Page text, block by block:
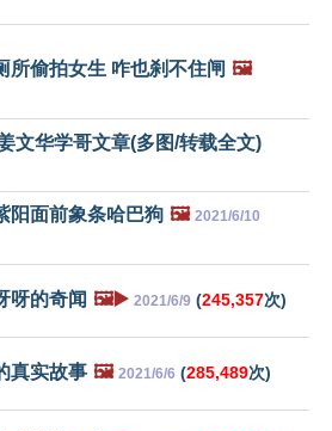
所偷拍女生 咋也刹不住闸 🖼️
文华学哥文章(多图/转载全文)
阳面前象条哈巴狗 🖼️ 2021/6/10
呀的奇闻 🖼️▶️ 2021/6/9 (245,357次)
真实故事 🖼️ 2021/6/6 (285,489次)